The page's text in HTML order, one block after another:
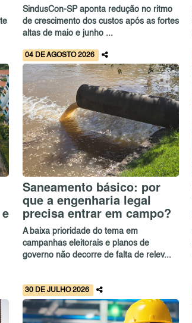
SindusCon-SP aponta redução no ritmo
de crescimento dos custos após as fortes
altas de maio e junho ...
04 DE AGOSTO 2026
Saneamento básico: por
que a engenharia legal
precisa entrar em campo?
A baixa prioridade do tema em
campanhas eleitorais e planos de
governo não decorre de falta de relev...
30 DE JULHO 2026